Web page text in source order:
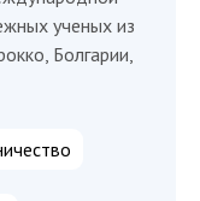
ученых из
Болгарии,